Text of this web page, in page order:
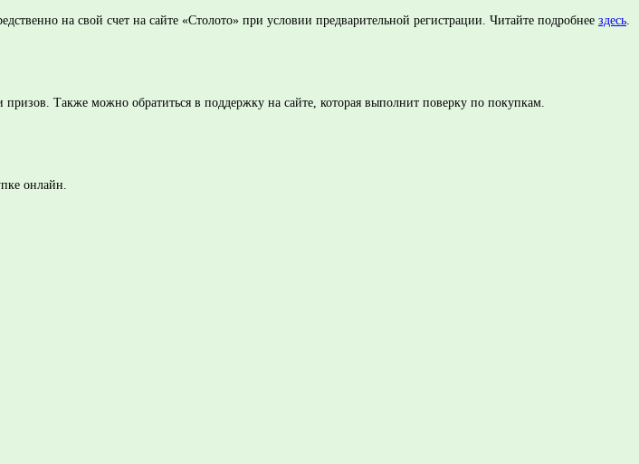
на свой счет на сайте «Столото» при условии предварительной регистрации. Читайте подробнее здесь
Также можно обратиться в поддержку на сайте, которая выполнит поверку по покупкам.
онлайн.